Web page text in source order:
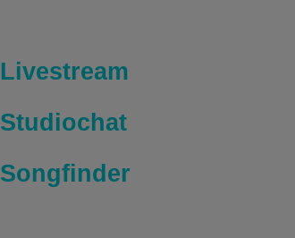
Livestream
Studiochat
Songfinder